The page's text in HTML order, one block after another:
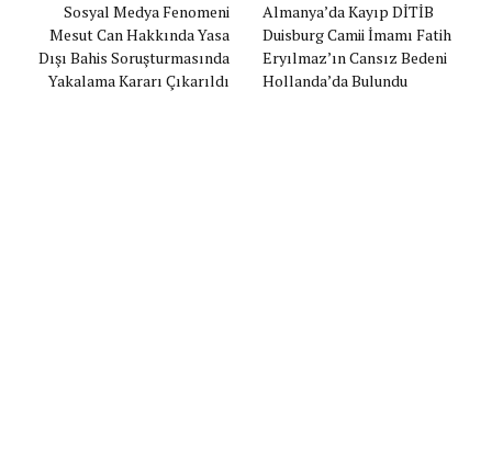
Sosyal Medya Fenomeni
Mesut Can Hakkında Yasa
Dışı Bahis Soruşturmasında
Yakalama Kararı Çıkarıldı
Almanya’da Kayıp DİTİB
Duisburg Camii İmamı Fatih
Eryılmaz’ın Cansız Bedeni
Hollanda’da Bulundu